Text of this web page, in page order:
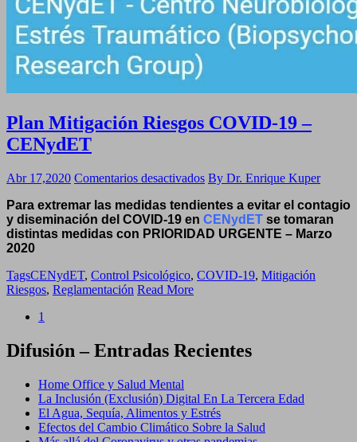
Plan Mitigación Riesgos COVID-19 –
CENydET
Abr 17,2020 Comentarios desactivadosen
Mitigación
Riesgos
COVID-
CENydET
By Dr. Enrique Kuper
Para extremar las medidas tendientes a evitar el contagio
y diseminación del COVID-19 en CENydET se tomaran
distintas medidas con PRIORIDAD URGENTE – Marzo
2020
TagsCENydET, Control Psicológico, COVID-19, Mitigación
Riesgos, Reglamentación Read More
1
Difusión – Entradas Recientes
Home Office y Salud Mental
La Inclusión (Exclusión) Digital En La Tercera Edad
El Agua, Sequía, Alimentos y Estrés
Efectos del Cambio Climático Sobre la Salud